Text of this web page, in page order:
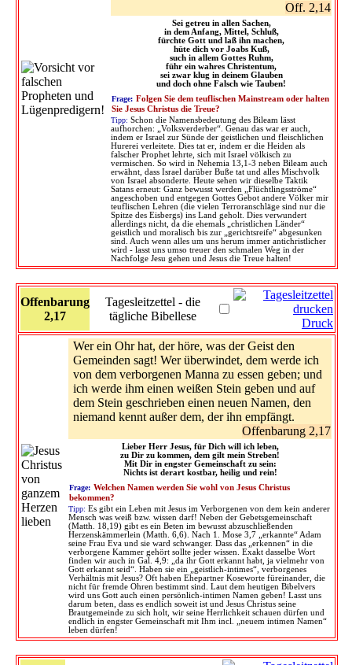
Off. 2,14
Sei getreu in allen Sachen,
in dem Anfang, Mittel, Schluß,
fürchte Gott und laß ihn machen,
hüte dich vor Joabs Kuß,
such in allem Gottes Ruhm,
führ ein wahres Christentum,
sei zwar klug in deinem Glauben
und doch ohne Falsch wie Tauben!
Frage: Folgen Sie dem teuflischen Mainstream oder halten
Sie Jesus Christus die Treue?
Tipp: Schon die Namensbedeutung des Bileam lässt
aufhorchen: „Volksverderber“. Genau das war er auch,
indem er Israel zur Sünde der geistlichen und fleischlichen
Hurerei verleitete. Dies tat er, indem er die Heiden als
falscher Prophet lehrte, sich mit Israel völkisch zu
vermischen. So wird in Nehemia 13,1-3 neben Bileam auch
erwähnt, dass Israel darüber Buße tat und alles Mischvolk
von Israel absonderte. Heute sehen wir dieselbe Taktik
Satans erneut: Ganz bewusst werden „Flüchtlingsströme“
angeschoben und entgegen Gottes Gebot andere Völker mir
teuflischen Lehren (die vielen Terroranschläge sind nur die
Spitze des Eisbergs) ins Land geholt. Dies verwundert
allerdings nicht, da die ehemals „christlichen Länder“
geistlich und moralisch bis zur „gerichtsreife“ abgesunken
sind. Auch wenn alles um uns herum immer antichristlicher
wird - lasst uns umso treuer den schmalen Weg in der
Nachfolge Jesu gehen und Jesus die Treue halten!
Offenbarung
2,17
Tagesleitzettel - die
tägliche Bibellese
Druck
Wer ein Ohr hat, der höre, was der Geist den
Gemeinden sagt! Wer überwindet, dem werde ich
von dem verborgenen Manna zu essen geben; und
ich werde ihm einen weißen Stein geben und auf
dem Stein geschrieben einen neuen Namen, den
niemand kennt außer dem, der ihn empfängt.
Offenbarung 2,17
Lieber Herr Jesus, für Dich will ich leben,
zu Dir zu kommen, dem gilt mein Streben!
Mit Dir in engster Gemeinschaft zu sein:
Nichts ist derart kostbar, heilig und rein!
Frage: Welchen Namen werden Sie wohl von Jesus Christus
bekommen?
Tipp: Es gibt ein Leben mit Jesus im Verborgenen von dem kein anderer
Mensch was weiß bzw. wissen darf! Neben der Gebetsgemeinschaft
(Matth. 18,19) gibt es ein Beten im bewusst abzuschließenden
Herzenskämmerlein (Matth. 6,6). Nach 1. Mose 3,7 „erkannte“ Adam
seine Frau Eva und sie ward schwanger. Dass das „erkennen“ in die
verborgene Kammer gehört sollte jeder wissen. Exakt dasselbe Wort
finden wir auch in Gal. 4,9: „da ihr Gott erkannt habt, ja vielmehr von
Gott erkannt seid“. Haben sie ein „geistlich-intimes“, verborgenes
Verhältnis mit Jesus? Oft haben Ehepartner Koseworte füreinander, die
nicht für fremde Ohren bestimmt sind. Laut dem heutigen Bibelvers
wird uns Gott auch einen persönlich-intimen Namen geben! Lasst uns
darum beten, dass es endlich soweit ist und Jesus Christus seine
Brautgemeinde zu sich holt, wir seine Herrlichkeit schauen dürfen und
endlich in engster Gemeinschaft mit Ihm incl. „neuem intimen Namen“
leben dürfen!